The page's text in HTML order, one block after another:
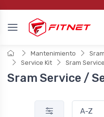
Mantenimiento
Service Kit
Sram Service
Sram Service /